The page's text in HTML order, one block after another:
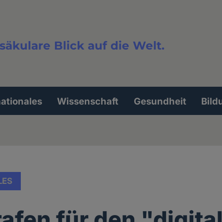
Blick auf die Welt.
Wissenschaft Gesundheit